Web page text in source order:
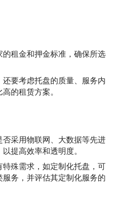
的租金和押金标准，确保所选
还要考虑托盘的质量、服务内
的租赁方案。
否采用物联网、大数据等先进
提高效率和透明度。
特殊需求，如定制化托盘，可
务，并评估其定制化服务的